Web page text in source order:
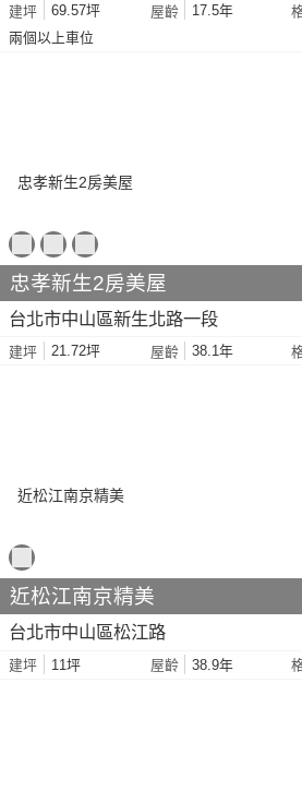
建坪 69.57坪 屋齡 17.5年
兩個以上車位
忠孝新生2房美屋
台北市中山區新生北路一段
建坪 21.72坪 屋齡 38.1年
近松江南京精美
台北市中山區松江路
建坪 11坪 屋齡 38.9年